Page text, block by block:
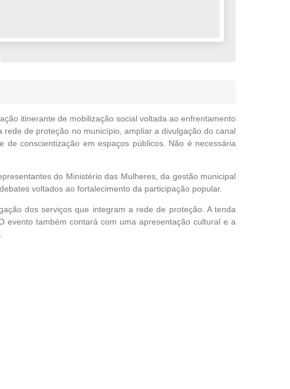
itinerante de mobilização social voltada ao enfrentamento
de proteção no município, ampliar a divulgação do canal
conscientização em espaços públicos. Não é necessária
do Ministério das Mulheres, da gestão municipal
voltados ao fortalecimento da participação popular.
dos serviços que integram a rede de proteção. A tenda
evento também contará com uma apresentação cultural e a